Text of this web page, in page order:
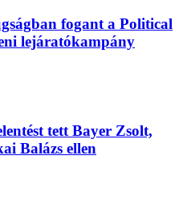
fogant a Political
lejáratókampány
tett Bayer Zsolt,
Balázs ellen